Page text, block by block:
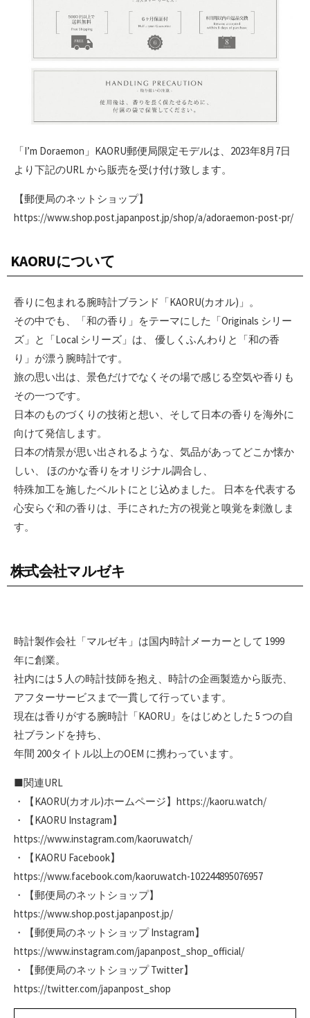
「I’m Doraemon」KAORU郵便局限定モデルは、2023年8月7日
より下記のURL から販売を受け付け致します。
【郵便局のネットショップ】
https://www.shop.post.japanpost.jp/shop/a/adoraemon-post-pr/
KAORUについて
香りに包まれる腕時計ブランド「KAORU(カオル)」。
その中でも、「和の香り」をテーマにした「Originals シリー
ズ」と「Local シリーズ」は、 優しくふんわりと「和の香
り」が漂う腕時計です。
旅の思い出は、景色だけでなくその場で感じる空気や香りも
その一つです。
日本のものづくりの技術と想い、そして日本の香りを海外に
向けて発信します。
日本の情景が思い出されるような、気品があってどこか懐か
しい、 ほのかな香りをオリジナル調合し、
特殊加工を施したベルトにとじ込めました。 日本を代表する
心安らぐ和の香りは、手にされた方の視覚と嗅覚を刺激しま
す。
株式会社マルゼキ
時計製作会社「マルゼキ」は国内時計メーカーとして 1999
年に創業。
社内には 5 人の時計技師を抱え、時計の企画製造から販売、
アフターサービスまで一貫して行っています。
現在は香りがする腕時計「KAORU」をはじめとした 5 つの自
社ブランドを持ち、
年間 200タイトル以上のOEM に携わっています。
■関連URL
・【KAORU(カオル)ホームページ】https://kaoru.watch/
・【KAORU Instagram】
https://www.instagram.com/kaoruwatch/
・【KAORU Facebook】
https://www.facebook.com/kaoruwatch-102244895076957
・【郵便局のネットショップ】
https://www.shop.post.japanpost.jp/
・【郵便局のネットショップ Instagram】
https://www.instagram.com/japanpost_shop_official/
・【郵便局のネットショップ Twitter】
https://twitter.com/japanpost_shop